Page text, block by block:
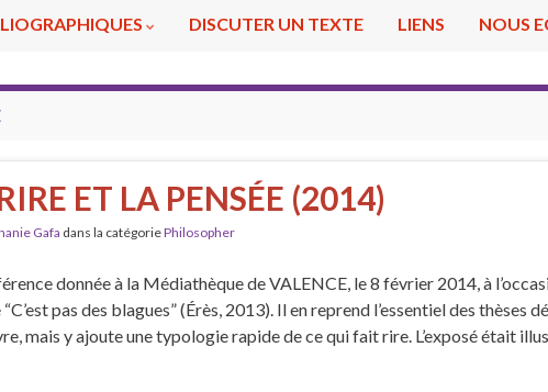
DISCUTER UN TEXTE LIENS NOUS
ET LA PENSÉE (2014)
Gafa dans la catégoriePhilosopher
donnée à la Médiathèque de VALENCE, le 8 février 2014, à
pas des blagues” (Érès, 2013). Il en reprend l’essentiel des thèses
mais y ajoute une typologie rapide de ce qui fait rire. L’exposé était